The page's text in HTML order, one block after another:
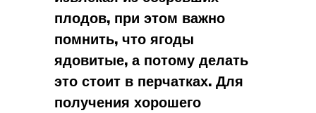
плодов, при этом важно
помнить, что ягоды
ядовитые, а потому делать
это стоит в перчатках. Для
получения хорошего